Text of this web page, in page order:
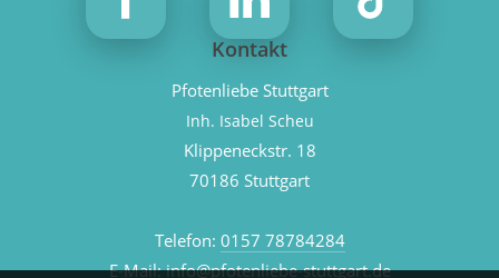
Kontakt
Pfotenliebe Stuttgart
Inh. Isabel Scheu
Klippeneckstr. 18
70186 Stuttgart
Telefon: 0157 78784284
E-Mail:info@pfotenliebe-stuttgart.de